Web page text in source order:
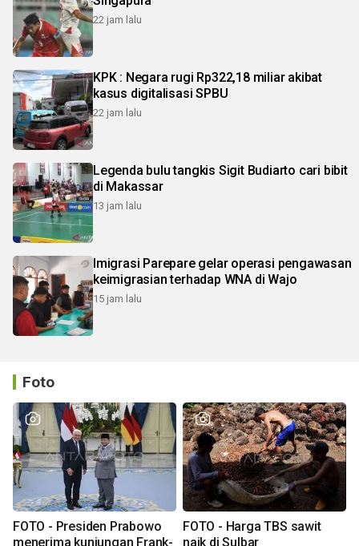
22 jam lalu
KPK : Negara rugi Rp322,18 miliar akibat
kasus digitalisasi SPBU
22 jam lalu
Legenda bulu tangkis Sigit Budiarto cari bibit
di Makassar
13 jam lalu
Imigrasi Parepare gelar operasi pengawasan
keimigrasian terhadap WNA di Wajo
15 jam lalu
Foto
FOTO - Presiden Prabowo
menerima kunjungan Frank-
FOTO - Harga TBS sawit
naik di Sulbar